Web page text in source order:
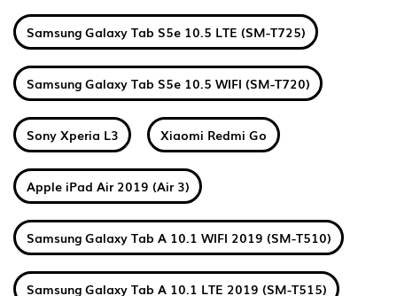
Samsung Galaxy Tab S5e 10.5 LTE (SM-T725)
Samsung Galaxy Tab S5e 10.5 WIFI (SM-T720)
Sony Xperia L3 Xiaomi Redmi Go
Apple iPad Air 2019 (Air 3)
Samsung Galaxy Tab A 10.1 WIFI 2019 (SM-T510)
Samsung Galaxy Tab A 10.1 LTE 2019 (SM-T515)